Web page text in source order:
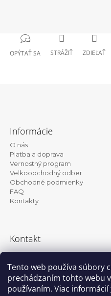
Tento web používa súbory
prechádzaním tohto webu
používaním. Viac informácií
OPÝTAŤ SA STRÁŽIŤ ZDIEĽAŤ
Informácie
O nás
Platba a doprava
Vernostný program
Velkoobchodný odber
Obchodné podmienky
FAQ
Kontakty
Kontakt